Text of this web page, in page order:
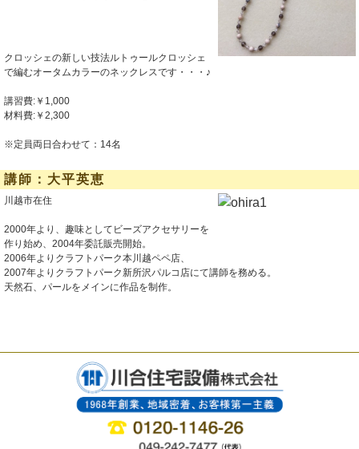
クロッシェの新しい技法ルトゥールクロッシェ
で編むオータムカラーのネックレスです・・・♪
講習費:￥1,000
材料費:￥2,300
※定員両日合わせて：14名
講師：大平英恵
川越市在住
2000年より、趣味としてビーズアクセサリーを
作り始め、2004年委託販売開始。
2006年よりクラフトパーク本川越ペペ店、
2007年よりクラフトパーク新所沢パルコ店にて講師を務める。
天然石、パールをメインに作品を制作。